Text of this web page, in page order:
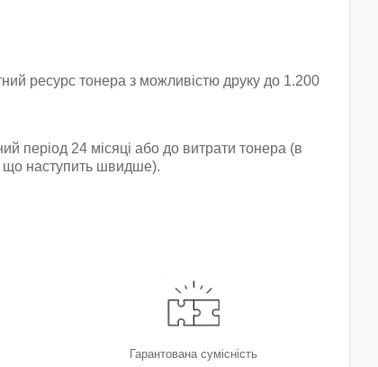
ресурс тонера з можливістю друку до 1.200
період 24 місяці або до витрати тонера (в
що наступить швидше).
Гарантована сумісність